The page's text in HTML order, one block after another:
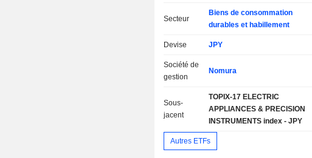
Secteur
Biens de consommation
durables et habillement
Devise JPY
Société de
gestion
Nomura
Sous-
jacent
TOPIX-17 ELECTRIC
APPLIANCES & PRECISION
INSTRUMENTS index - JPY
Autres ETFs